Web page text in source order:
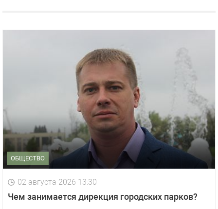
ОБЩЕСТВО
02 августа 2026 13:30
Чем занимается дирекция городских парков?